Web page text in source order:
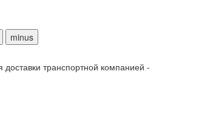
транспортной компанией -